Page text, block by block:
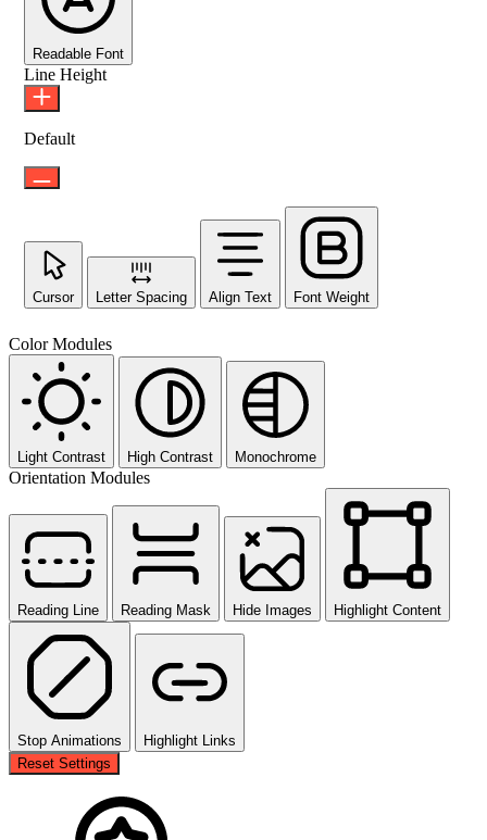
Readable Font
Line Height
Default
Cursor Letter Spacing Align Text Font Weight
Color Modules
Light Contrast High Contrast Monochrome
Orientation Modules
Reading Line Reading Mask Hide Images Highlight Content
Stop Animations
Highlight Links
Reset Settings